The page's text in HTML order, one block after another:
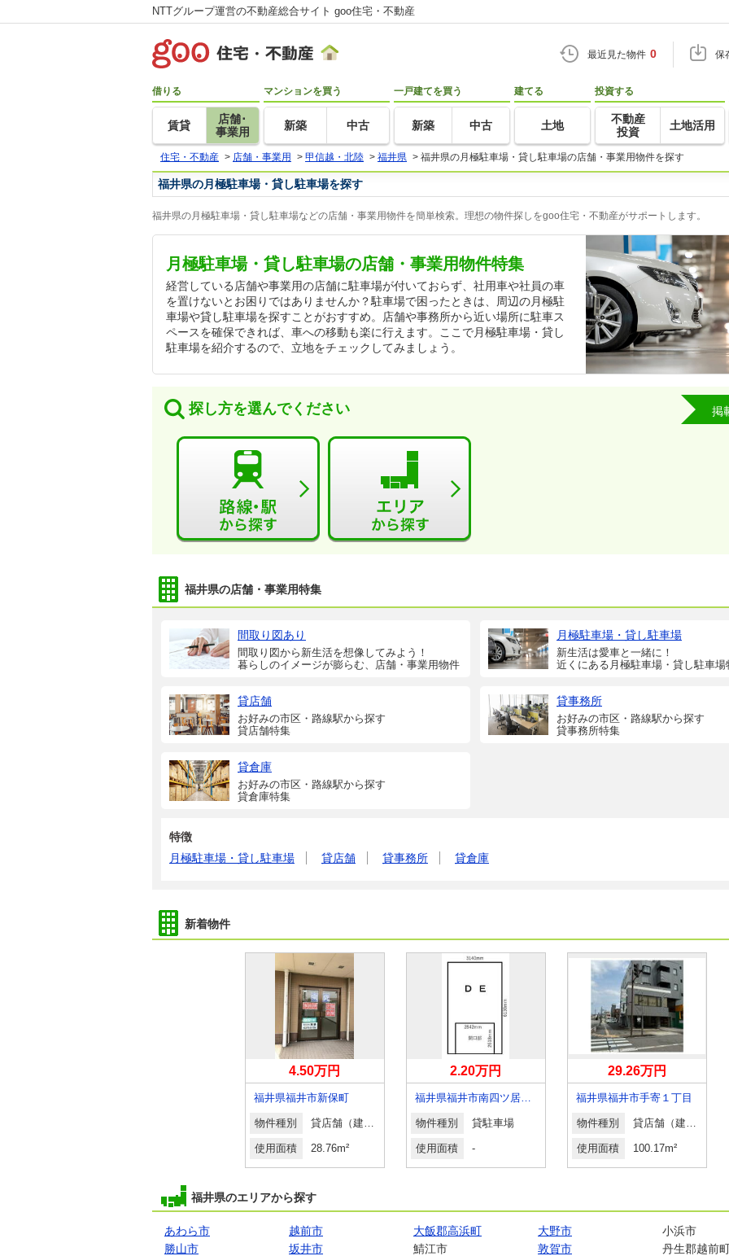
NTTグループ運営の不動産総合サイト goo住宅・不動産
最近見た物件 0 保
借りる
賃貸
店舗･
事業用
マンションを買う
新築 中古
一戸建てを買う
新築 中古
建てる
土地
投資する
不動産
投資
土地活用
住宅・不動産 > 店舗・事業用 > 甲信越・北陸 > 福井県 > 福井県の月極駐車場・貸し駐車場の店舗・事業用物件を探す
福井県の月極駐車場・貸し駐車場を探す
福井県の月極駐車場・貸し駐車場などの店舗・事業用物件を簡単検索。理想の物件探しをgoo住宅・不動産がサポートします。
月極駐車場・貸し駐車場の店舗・事業用物件特集
経営している店舗や事業用の店舗に駐車場が付いておらず、社用車や社員の車
を置けないとお困りではありませんか？駐車場で困ったときは、周辺の月極駐
車場や貸し駐車場を探すことがおすすめ。店舗や事務所から近い場所に駐車ス
ペースを確保できれば、車への移動も楽に行えます。ここで月極駐車場・貸し
駐車場を紹介するので、立地をチェックしてみましょう。
探し方を選んでください 掲
福井県の店舗・事業用特集
間取り図あり
間取り図から新生活を想像してみよう！
暮らしのイメージが膨らむ、店舗・事業用物件
月極駐車場・貸し駐車場
新生活は愛車と一緒に！
近くにある月極駐車場・貸し駐車場
貸店舗
お好みの市区・路線駅から探す
貸店舗特集
貸事務所
お好みの市区・路線駅から探す
貸事務所特集
貸倉庫
お好みの市区・路線駅から探す
貸倉庫特集
特徴
月極駐車場・貸し駐車場
貸店舗 貸事務所 貸倉庫
新着物件
4.50万円
福井県福井市新保町
物件種別 貸店舗（建物一部）
使用面積 28.76m²
2.20万円
福井県福井市南四ツ居１丁目
物件種別 貸駐車場
使用面積 -
29.26万円
福井県福井市手寄１丁目
物件種別 貸店舗（建物一部）
使用面積 100.17m²
福井県のエリアから探す
あわら市 越前市 大飯郡高浜町 大野市
小浜市
勝山市
坂井市 鯖江市 敦賀市
丹生郡越前